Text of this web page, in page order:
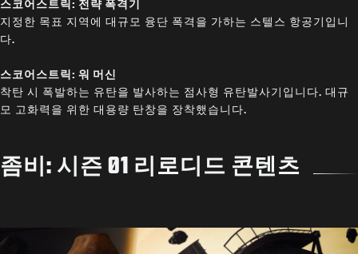
스코어스트릭: 전략 폭격기
지정한 목표 지역에 대규모 융단 폭격을 가하는 스텔스 항공기입니
다.
스코어스트릭: 워 머신
착탄 시 폭발하는 유탄을 발사하는 점사형 유탄발사기입니다. 대규
모 고화력을 위한 대용량 탄창을 장착했습니다.
좀비: 시즌 01 리로디드 콘텐츠